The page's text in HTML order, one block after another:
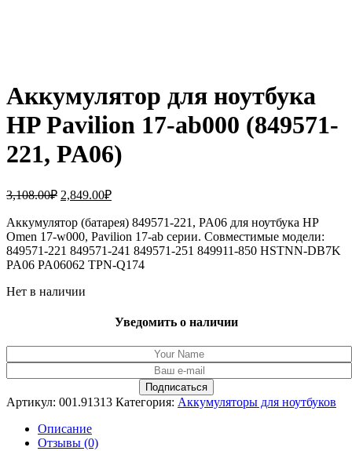
Аккумулятор для ноутбука
HP Pavilion 17-ab000 (849571-
221, PA06)
3,108.00₽ Первоначальная
составляла
3,108.00₽.
2,849.00₽Текущая
2,849.00₽.
Аккумулятор (батарея) 849571-221, PA06 для ноутбука HP
Omen 17-w000, Pavilion 17-ab серии. Совместимые модели:
849571-221 849571-241 849571-251 849911-850 HSTNN-DB7K
PA06 PA06062 TPN-Q174
Нет в наличии
Уведомить о наличии
Артикул: 001.91313 Категория: Аккумуляторы для ноутбуков
Описание
Отзывы (0)